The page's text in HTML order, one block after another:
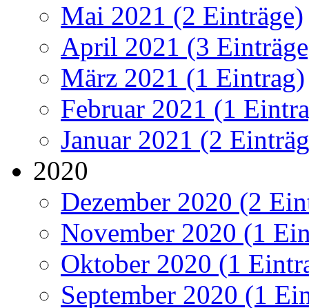
Mai 2021 (2 Einträge)
April 2021 (3
März 2021 (1 Eintrag)
Februar 2021 (1
Januar 2021 (2
2020
Dezember 2020 (2
November 2020 (1
Oktober 2020 (1
September 2020 (1